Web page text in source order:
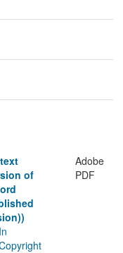
of
Adobe
PDF
In